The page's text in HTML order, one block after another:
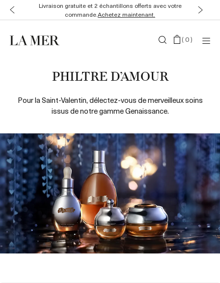
Livraison gratuite et 2 échantillons offerts avec votre
commande.Achetez maintenant.
(0)
PHILTRE D’AMOUR
Pour la Saint-Valentin, délectez-vous de merveilleux soins
issus de notre gamme Genaissance.